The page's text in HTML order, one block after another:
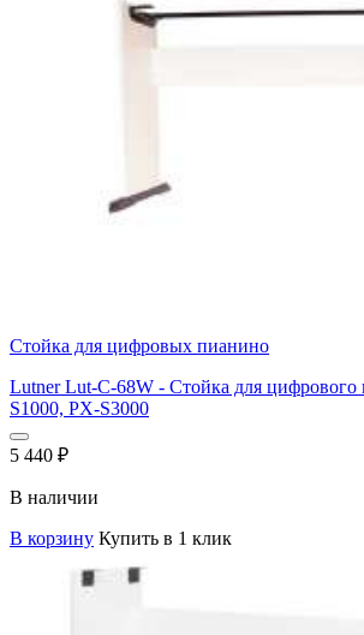
Стойка для цифровых пианино
Lutner Lut-C-68W - Стойка для
S1000, PX-S3000
5 440 ₽
В наличии
В корзину Купить в 1 клик